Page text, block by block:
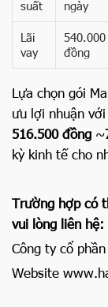
suất ngày
Lãi
vay
540.000
đồng
Lựa chọn gói
ưu lợi nhuận
516.500 đồng ~
kỳ kinh tế cho
Trường hợp có
vui lòng liên hệ:
Công ty cổ
Website